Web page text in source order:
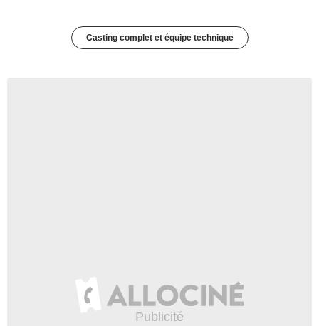
Casting complet et équipe technique